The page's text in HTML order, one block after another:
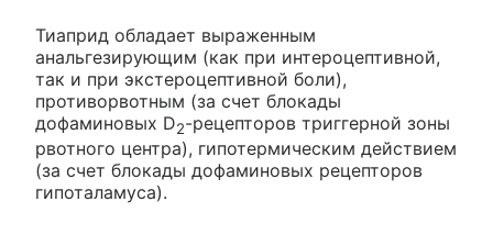
Тиаприд обладает выраженным
анальгезирующим (как при интероцептивной,
так и при экстероцептивной боли),
противорвотным (за счет блокады
дофаминовых D2-рецепторов триггерной зоны
рвотного центра), гипотермическим действием
(за счет блокады дофаминовых рецепторов
гипоталамуса).